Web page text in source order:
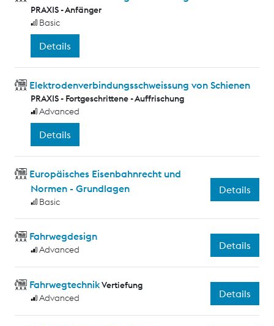
PRAXIS - Anfänger
Basic
Details
Elektrodenverbindungsschweissung von Schienen
PRAXIS - Fortgeschrittene - Auffrischung
Advanced
Details
Europäisches Eisenbahnrecht und
Normen - Grundlagen
Basic
Details
Fahrwegdesign
Advanced Details
FahrwegtechnikVertiefung
Advanced
Details